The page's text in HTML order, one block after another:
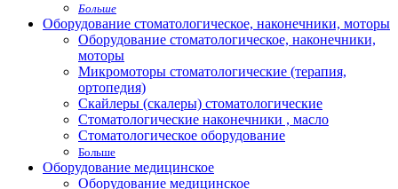
Больше
Оборудование стоматологическое, наконечники, моторы
Оборудование стоматологическое, наконечники,
моторы
Микромоторы стоматологические (терапия,
ортопедия)
Скайлеры (скалеры) стоматологические
Стоматологические наконечники , масло
Стоматологическое оборудование
Больше
Оборудование медицинское
Оборудование медицинское